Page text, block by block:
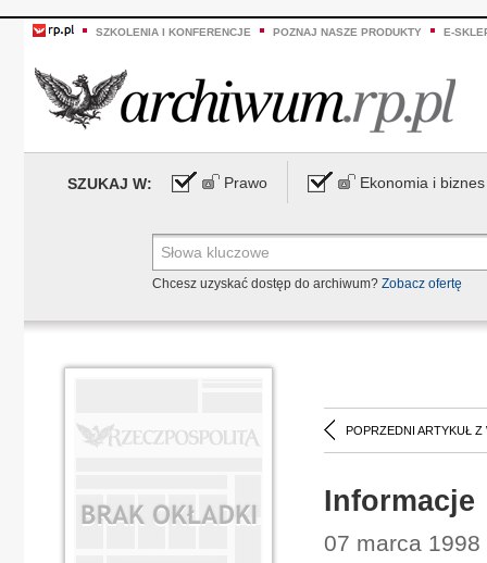
SZKOLENIA I KONFERENCJE POZNAJ NASZE PRODUKTY E-
SZUKAJ W: Prawo Ekonomia i biznes
Chcesz uzyskać dostęp do archiwum? Zobacz ofertę
POPRZEDNI ARTYKUŁ Z
Informacje
07 marca